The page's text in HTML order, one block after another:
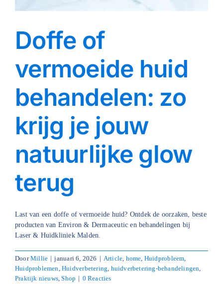
Doffe of
vermoeide huid
behandelen: zo
krijg je jouw
natuurlijke glow
terug
Last van een doffe of vermoeide huid? Ontdek de oorzaken, beste
producten van Environ & Dermaceutic en behandelingen bij
Laser & Huidkliniek Malden.
DoorMillie | januari 6, 2026 | Article, home, Huidprobleem,
Huidproblemen,Huidverbetering, huidverbetering-behandelingen,
Praktijk nieuws,Shop | 0 Reacties